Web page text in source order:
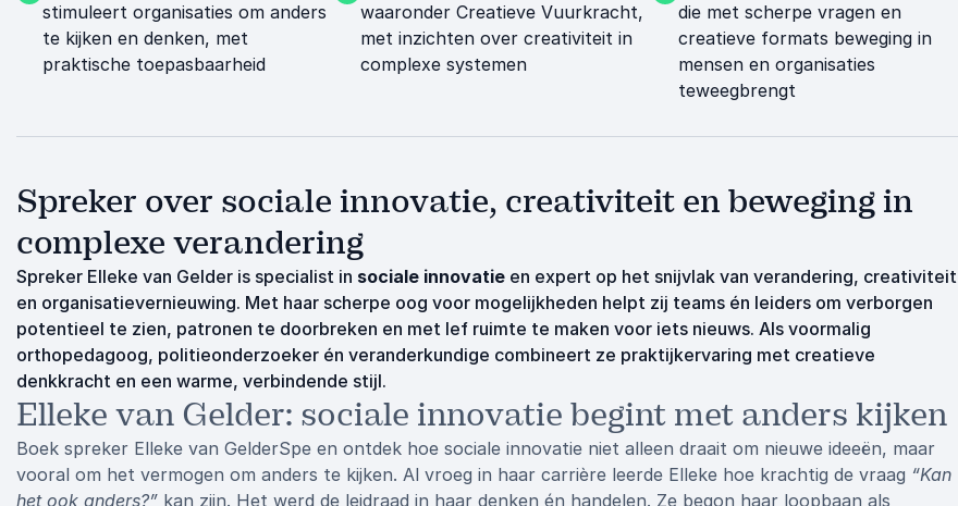
stimuleert organisaties om anders
te kijken en denken, met
praktische toepasbaarheid
waaronder Creatieve Vuurkracht,
met inzichten over creativiteit in
complexe systemen
die met scherpe vragen en
creatieve formats beweging in
mensen en organisaties
teweegbrengt
Spreker over sociale innovatie, creativiteit en beweging in
complexe verandering
Spreker Elleke van Gelder is specialist in sociale innovatie en expert op het snijvlak van verandering, creativiteit
en organisatievernieuwing. Met haar scherpe oog voor mogelijkheden helpt zij teams én leiders om verborgen
potentieel te zien, patronen te doorbreken en met lef ruimte te maken voor iets nieuws. Als voormalig
orthopedagoog, politieonderzoeker én veranderkundige combineert ze praktijkervaring met creatieve
denkkracht en een warme, verbindende stijl.
Elleke van Gelder: sociale innovatie begint met anders kijken
Boek spreker Elleke van GelderSpe en ontdek hoe sociale innovatie niet alleen draait om nieuwe ideeën, maar
vooral om het vermogen om anders te kijken. Al vroeg in haar carrière leerde Elleke hoe krachtig de vraag “Kan
het ook anders?” kan zijn. Het werd de leidraad in haar denken én handelen. Ze begon haar loopbaan als